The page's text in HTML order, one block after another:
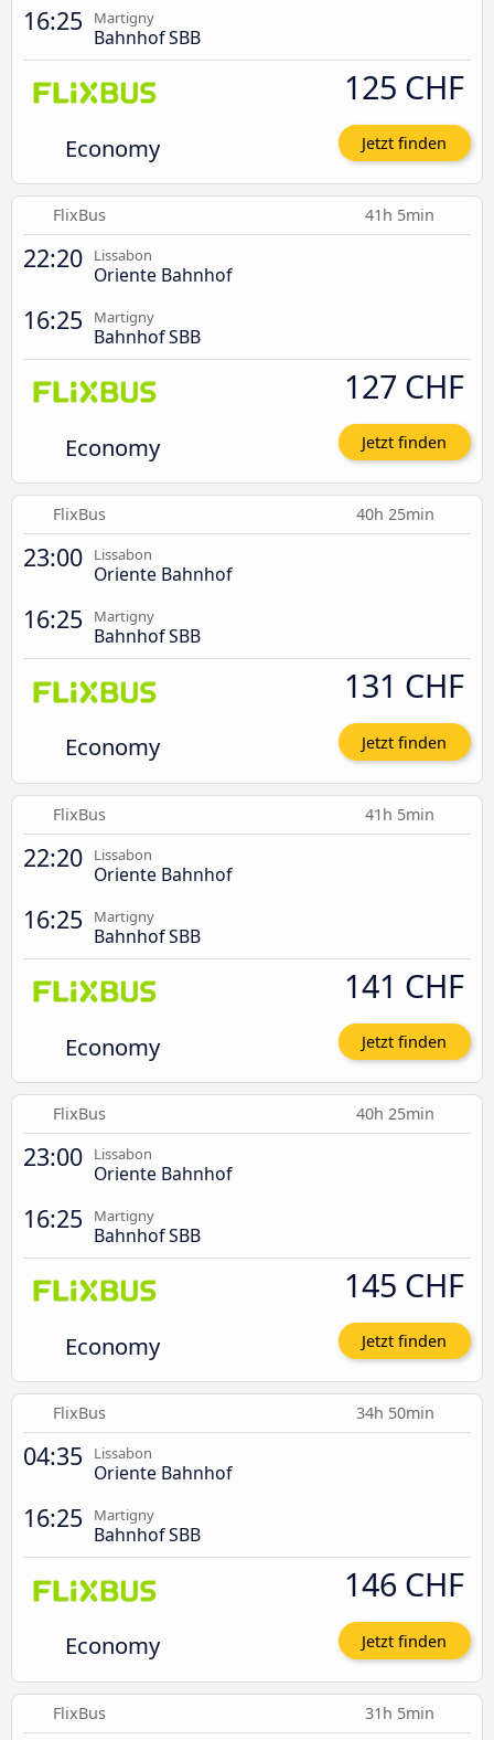
16:25 Martigny
Bahnhof SBB
Economy
125 CHF
Jetzt finden
FlixBus 41h 5min
22:20 Lissabon
Oriente Bahnhof
16:25 Martigny
Bahnhof SBB
Economy
127 CHF
Jetzt finden
FlixBus 40h 25min
23:00 Lissabon
Oriente Bahnhof
16:25 Martigny
Bahnhof SBB
Economy
131 CHF
Jetzt finden
FlixBus 41h 5min
22:20 Lissabon
Oriente Bahnhof
16:25 Martigny
Bahnhof SBB
Economy
141 CHF
Jetzt finden
FlixBus 40h 25min
23:00 Lissabon
Oriente Bahnhof
16:25 Martigny
Bahnhof SBB
Economy
145 CHF
Jetzt finden
FlixBus 34h 50min
04:35 Lissabon
Oriente Bahnhof
16:25 Martigny
Bahnhof SBB
Economy
146 CHF
Jetzt finden
FlixBus 31h 5min